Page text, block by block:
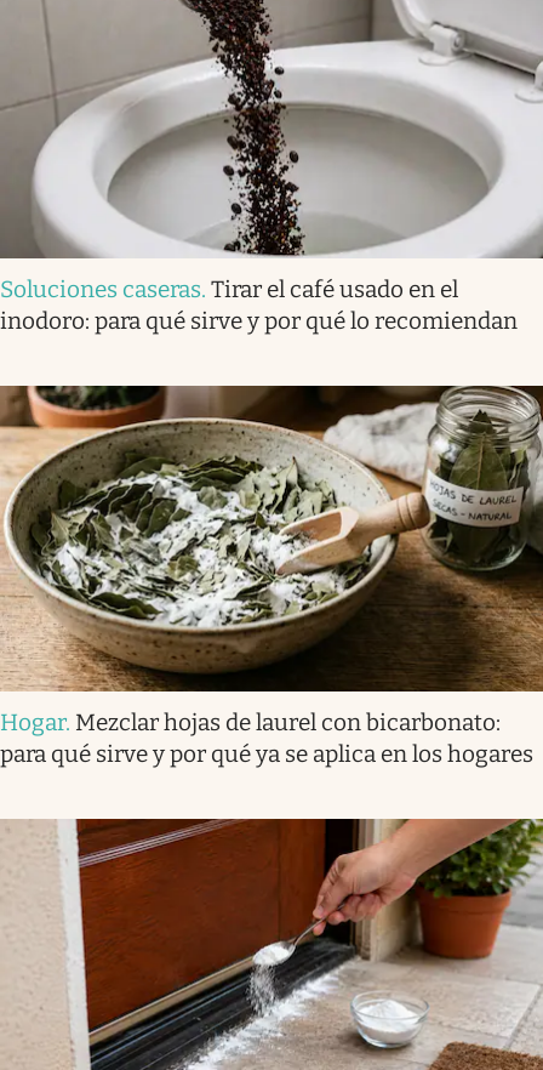
Soluciones caseras. Tirar el café usado en el
inodoro: para qué sirve y por qué lo recomiendan
Hogar. Mezclar hojas de laurel con bicarbonato:
para qué sirve y por qué ya se aplica en los hogares